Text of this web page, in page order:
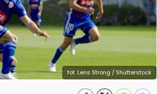
fot. Lens Strong / Shutterstock